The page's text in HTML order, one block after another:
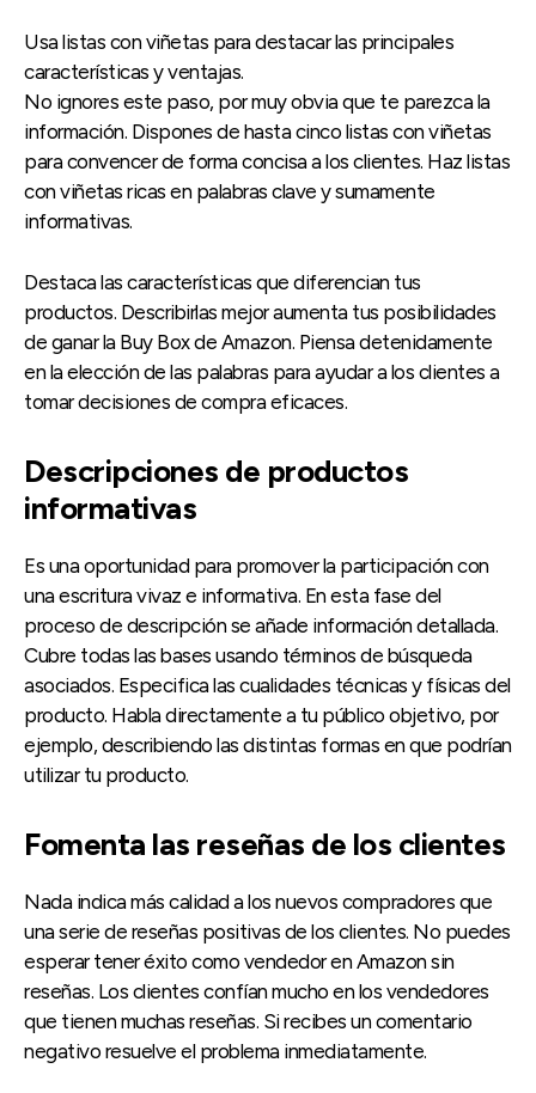
Usa listas con viñetas para destacar las principales
características y ventajas.
No ignores este paso, por muy obvia que te parezca la
información. Dispones de hasta cinco listas con viñetas
para convencer de forma concisa a los clientes. Haz listas
con viñetas ricas en palabras clave y sumamente
informativas.
Destaca las características que diferencian tus
productos. Describirlas mejor aumenta tus posibilidades
de ganar la Buy Box de Amazon. Piensa detenidamente
en la elección de las palabras para ayudar a los clientes a
tomar decisiones de compra eficaces.
Descripciones de productos
informativas
Es una oportunidad para promover la participación con
una escritura vivaz e informativa. En esta fase del
proceso de descripción se añade información detallada.
Cubre todas las bases usando términos de búsqueda
asociados. Especifica las cualidades técnicas y físicas del
producto. Habla directamente a tu público objetivo, por
ejemplo, describiendo las distintas formas en que podrían
utilizar tu producto.
Fomenta las reseñas de los clientes
Nada indica más calidad a los nuevos compradores que
una serie de reseñas positivas de los clientes. No puedes
esperar tener éxito como vendedor en Amazon sin
reseñas. Los clientes confían mucho en los vendedores
que tienen muchas reseñas. Si recibes un comentario
negativo resuelve el problema inmediatamente.